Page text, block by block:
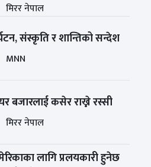
मिरर नेपाल
संस्कृति र शान्तिको सन्देश
MNN
बजारलाई कसेर राख्ने रस्सी
मिरर नेपाल
लागि प्रलयकारी हुनेछ